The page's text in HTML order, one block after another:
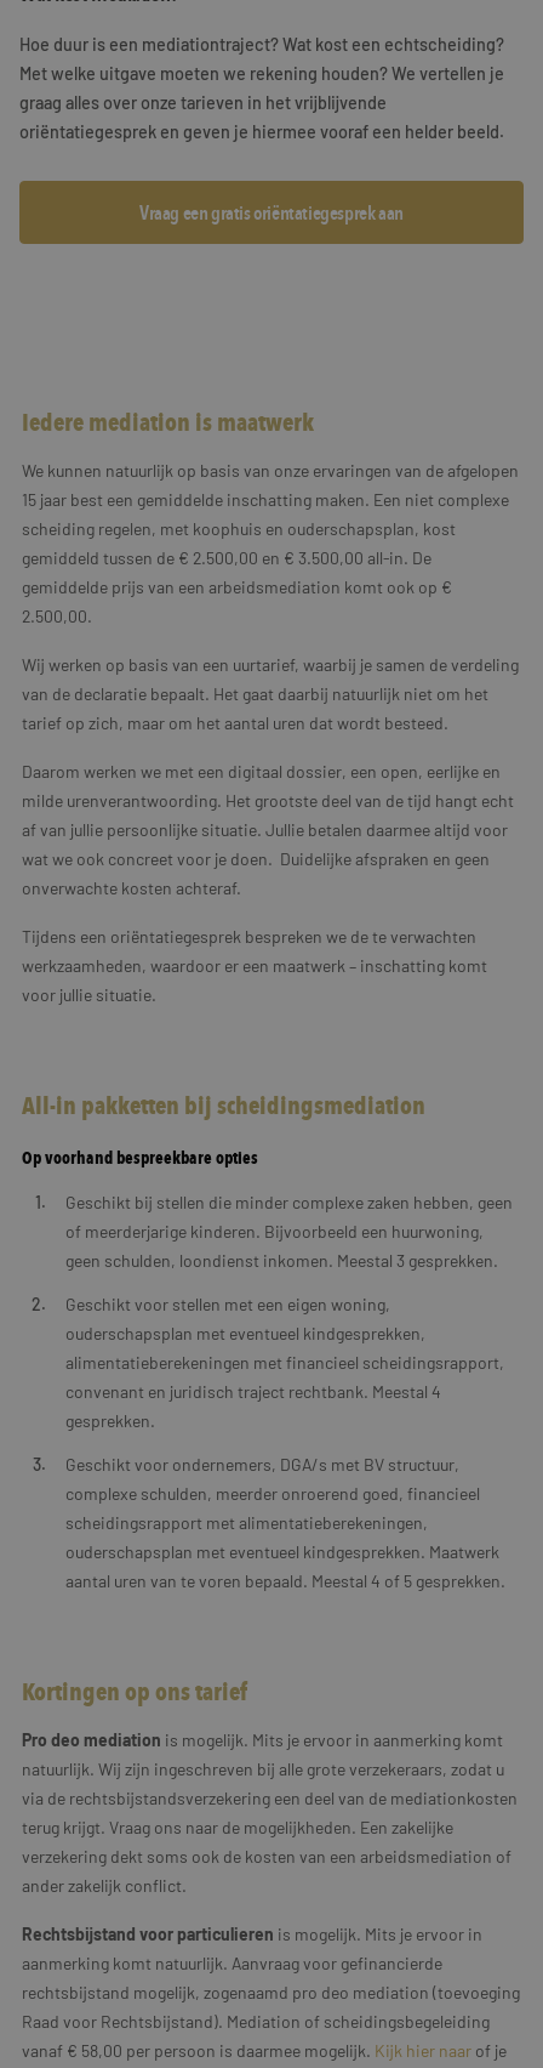
Training & Leiderschap
Referenties
Documenten
Hoe duur is een mediationtraject? Wat kost een echtscheiding?
Met welke uitgave moeten we rekening houden? We vertellen je
graag alles over onze tarieven in het vrijblijvende
oriëntatiegesprek en geven je hiermee vooraf een helder beeld.
Vraag een gratis oriëntatiegesprek aan
Iedere mediation is maatwerk
We kunnen natuurlijk op basis van onze ervaringen van de afgelopen
15 jaar best een gemiddelde inschatting maken. Een niet complexe
scheiding regelen, met koophuis en ouderschapsplan, kost
gemiddeld tussen de € 2.500,00 en € 3.500,00 all-in. De
gemiddelde prijs van een arbeidsmediation komt ook op €
2.500,00.
Wij werken op basis van een uurtarief, waarbij je samen de verdeling
van de declaratie bepaalt. Het gaat daarbij natuurlijk niet om het
tarief op zich, maar om het aantal uren dat wordt besteed.
Daarom werken we met een digitaal dossier, een open, eerlijke en
milde urenverantwoording. Het grootste deel van de tijd hangt echt
af van jullie persoonlijke situatie. Jullie betalen daarmee altijd voor
wat we ook concreet voor je doen. Duidelijke afspraken en geen
onverwachte kosten achteraf.
Tijdens een oriëntatiegesprek bespreken we de te verwachten
werkzaamheden, waardoor er een maatwerk – inschatting komt
voor jullie situatie.
All-in pakketten bij scheidingsmediation
Op voorhand bespreekbare opties
Geschikt bij stellen die minder complexe zaken hebben, geen
of meerderjarige kinderen. Bijvoorbeeld een huurwoning,
geen schulden, loondienst inkomen. Meestal 3 gesprekken.
Geschikt voor stellen met een eigen woning,
ouderschapsplan met eventueel kindgesprekken,
alimentatieberekeningen met financieel scheidingsrapport,
convenant en juridisch traject rechtbank. Meestal 4
gesprekken.
Geschikt voor ondernemers, DGA/s met BV structuur,
complexe schulden, meerder onroerend goed, financieel
scheidingsrapport met alimentatieberekeningen,
ouderschapsplan met eventueel kindgesprekken. Maatwerk
aantal uren van te voren bepaald. Meestal 4 of 5 gesprekken.
Kortingen op ons tarief
Pro deo mediation is mogelijk. Mits je ervoor in aanmerking komt
natuurlijk. Wij zijn ingeschreven bij alle grote verzekeraars, zodat u
via de rechtsbijstandsverzekering een deel van de mediationkosten
terug krijgt. Vraag ons naar de mogelijkheden. Een zakelijke
verzekering dekt soms ook de kosten van een arbeidsmediation of
ander zakelijk conflict.
Rechtsbijstand voor particulieren is mogelijk. Mits je ervoor in
aanmerking komt natuurlijk. Aanvraag voor gefinancierde
rechtsbijstand mogelijk, zogenaamd pro deo mediation (toevoeging
Raad voor Rechtsbijstand). Mediation of scheidingsbegeleiding
vanaf € 58,00 per persoon is daarmee mogelijk. Kijk hier naar of je